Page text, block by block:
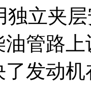
独立夹
管路
发动